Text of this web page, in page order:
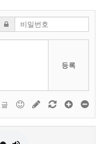
등록